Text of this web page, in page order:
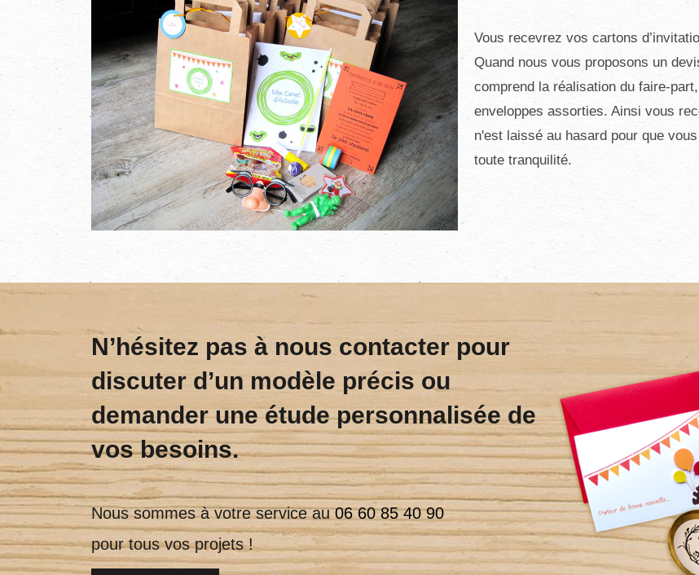
Vous recevrez vos cartons
Quand nous vous proposons un
comprend la réalisation du faire-
enveloppes assorties. Ainsi vous
n'est laissé au hasard pour que
toute tranquilité.
N’hésitez pas à nous contacter pour
discuter d’un modèle précis ou
demander une étude personnalisée de
vos besoins.
Nous sommes à votre service au 06 60 85 40 90
pour tous vos projets !